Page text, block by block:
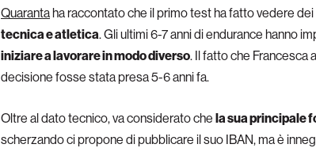
Quarantaha raccontato che il primo test ha fatto vedere
tecnica e atletica. Gli ultimi 6-7 anni di endurance hanno
iniziare a lavorare in modo diverso. Il fatto che Francesca
decisione fosse stata presa 5-6 anni fa.
Oltre al dato tecnico, va considerato che la sua principale
scherzando ci propone di pubblicare il suo IBAN, ma è